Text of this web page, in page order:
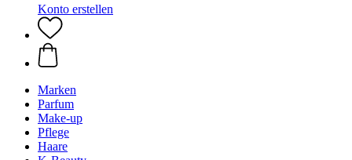
Konto erstellen
Marken
Parfum
Make-up
Pflege
Haare